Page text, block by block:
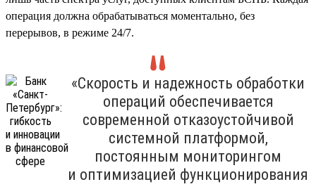
операция должна обрабатываться моментально, без
перерывов, в режиме 24/7.
«Скорость и надежность обработки
операций обеспечивается
современной отказоустойчивой
системной платформой,
постоянным мониторингом
и оптимизацией функционирования